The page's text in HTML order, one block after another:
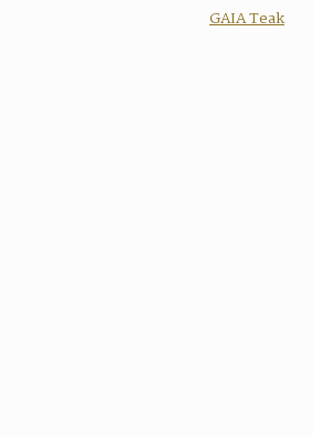
GAIA Teak